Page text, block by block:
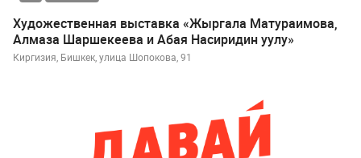
Художественная выставка «Жыргала Матураимова,
Алмаза Шаршекеева и Абая Насиридин уулу»
Киргизия, Бишкек, улица Шопокова, 91